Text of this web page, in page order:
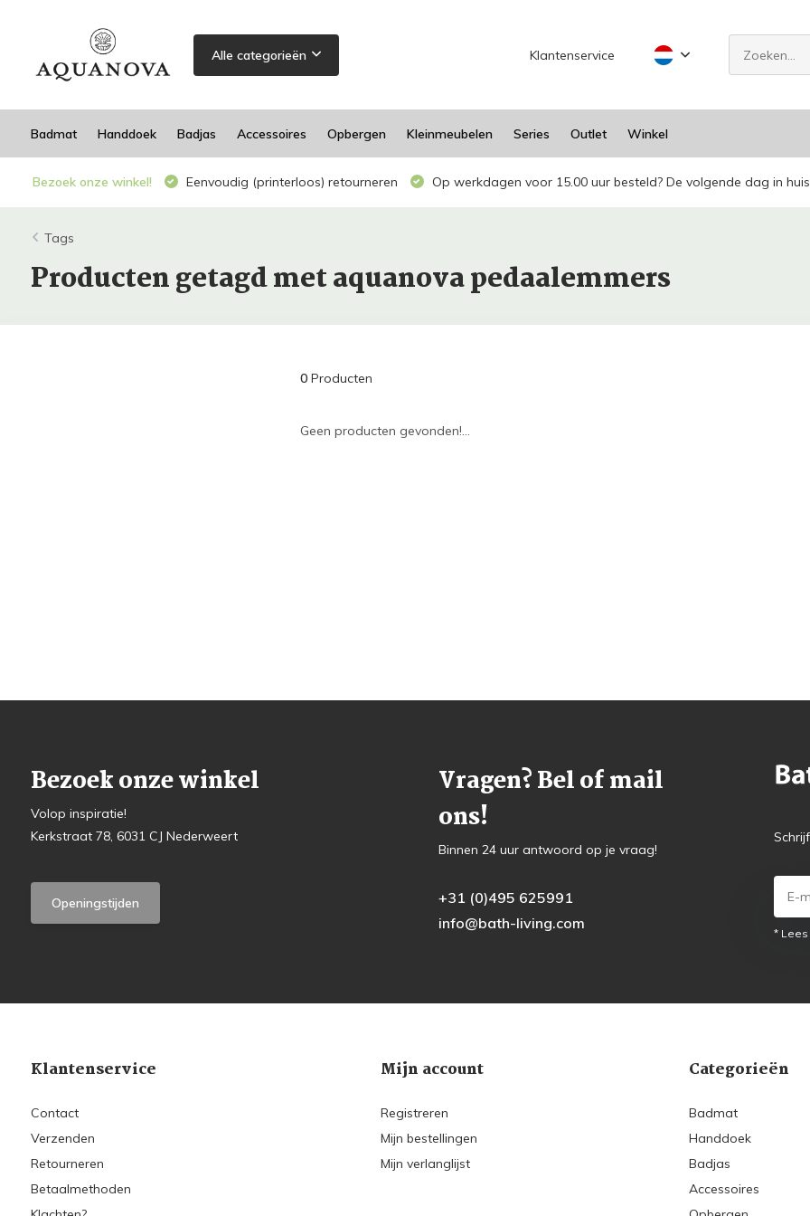
Alle categorieën Klantenservice
Badmat Handdoek Badjas Accessoires Opbergen Kleinmeubelen Series Outlet Winkel
Bezoek onze winkel! Eenvoudig (printerloos) retourneren Op werkdagen voor 15.00 uur besteld? De volgende dag in
Tags
Producten getagd met aquanova pedaalemmers
0Producten
Geen producten gevonden!...
Bezoek onze winkel
Volop inspiratie!
Kerkstraat 78, 6031 CJ Nederweert
Openingstijden
Vragen? Bel of mail
ons!
Binnen 24 uur antwoord op je vraag!
+31 (0)495 625991
info@bath-living.com
*
Klantenservice
Contact
Verzenden
Retourneren
Betaalmethoden
Mijn account
Registreren
Mijn bestellingen
Mijn verlanglijst
Categorieën
Badmat
Handdoek
Badjas
Accessoires